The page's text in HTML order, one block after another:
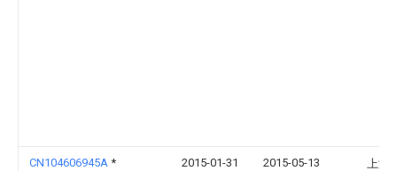
CN104606945A * 2015-01-31 2015-05-13
上海